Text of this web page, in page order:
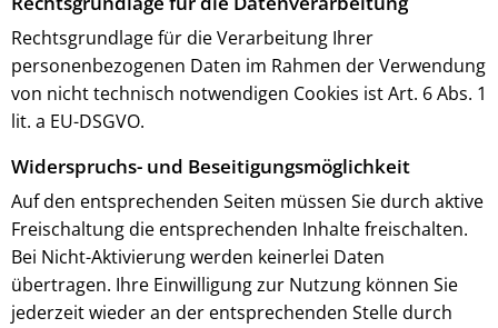
Rechtsgrundlage für die Verarbeitung Ihrer
personenbezogenen Daten im Rahmen der Verwendung
von nicht technisch notwendigen Cookies ist Art. 6 Abs. 1
lit. a EU-DSGVO.
Widerspruchs- und Beseitigungsmöglichkeit
Auf den entsprechenden Seiten müssen Sie durch aktive
Freischaltung die entsprechenden Inhalte freischalten.
Bei Nicht-Aktivierung werden keinerlei Daten
übertragen. Ihre Einwilligung zur Nutzung können Sie
jederzeit wieder an der entsprechenden Stelle durch